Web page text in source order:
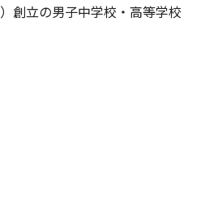
創立の男子中学校・高等学校